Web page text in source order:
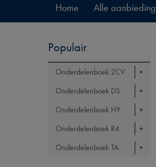
Home Alle
Populair
Onderdelenboek 2CV
Onderdelenboek DS
Onderdelenboek HY
Onderdelenboek R4
Onderdelenboek TA